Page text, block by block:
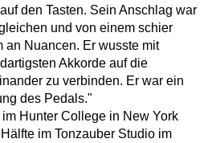
den Tasten. Sein Anschlag war
und von einem schier
an Nuancen. Er wusste mit
Akkorde auf die
zu verbinden. Er war ein
des Pedals."
Hunter College in New York
im Tonzauber Studio im